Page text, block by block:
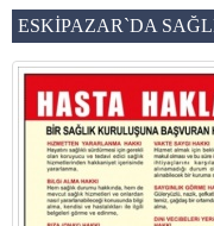
ESKİPAZAR`DA